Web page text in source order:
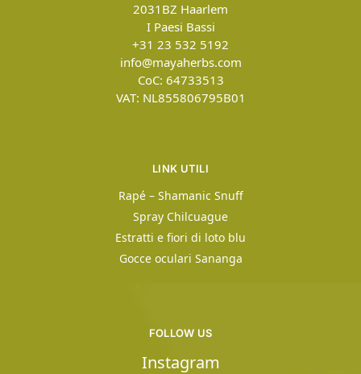
2031BZ Haarlem
I Paesi Bassi
+31 23 532 5192
info@mayaherbs.com
CoC: 64733513
VAT: NL855806795B01
LINK UTILI
Rapé – Shamanic Snuff
Spray Chilcuague
Estratti e fiori di loto blu
Gocce oculari Sananga
FOLLOW US
Instagram